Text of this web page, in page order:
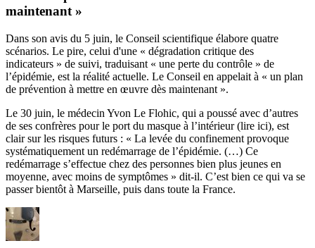
maintenant »
Dans son avis du 5 juin, le Conseil scientifique élabore quatre
scénarios. Le pire, celui d'une « dégradation critique des
indicateurs » de suivi, traduisant « une perte du contrôle » de
l’épidémie, est la réalité actuelle. Le Conseil en appelait à « un plan
de prévention à mettre en œuvre dès maintenant ».
Le 30 juin, le médecin Yvon Le Flohic, qui a poussé avec d’autres
de ses confrères pour le port du masque à l’intérieur (lire ici), est
clair sur les risques futurs : « La levée du confinement provoque
systématiquement un redémarrage de l’épidémie. (…) Ce
redémarrage s’effectue chez des personnes bien plus jeunes en
moyenne, avec moins de symptômes » dit-il. C’est bien ce qui va se
passer bientôt à Marseille, puis dans toute la France.